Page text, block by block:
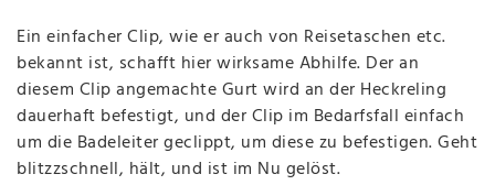
Ein einfacher Clip, wie er auch von Reisetaschen etc.
bekannt ist, schafft hier wirksame Abhilfe. Der an
diesem Clip angemachte Gurt wird an der Heckreling
dauerhaft befestigt, und der Clip im Bedarfsfall einfach
um die Badeleiter geclippt, um diese zu befestigen. Geht
blitzzschnell, hält, und ist im Nu gelöst.